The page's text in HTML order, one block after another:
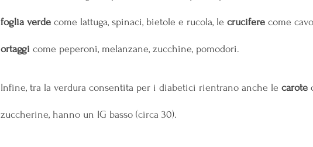
foglia verde come lattuga, spinaci, bietole e rucola, le crucifere come
ortaggi come peperoni, melanzane, zucchine, pomodori.
Infine, tra la verdura consentita per i diabetici rientrano anche le carote
zuccherine, hanno un IG basso (circa 30).